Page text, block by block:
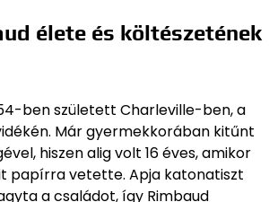
élete és költészetének
ben született Charleville-ben, a
Már gyermekkorában kitűnt
hiszen alig volt 16 éves, amikor
papírra vetette. Apja katonatiszt
a családot, így Rimbaud